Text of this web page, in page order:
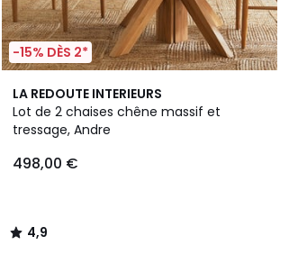
-15% DÈS 2*
LA REDOUTE INTERIEURS
Lot de 2 chaises chêne massif et
tressage, Andre
498,00 €
4,9
/ 5
4,9
/